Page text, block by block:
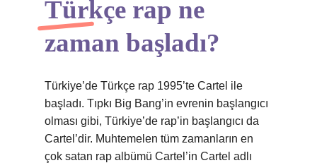
Türkçe rap ne
zaman başladı?
Türkiye’de Türkçe rap 1995’te Cartel ile
başladı. Tıpkı Big Bang’in evrenin başlangıcı
olması gibi, Türkiye’de rap’in başlangıcı da
Cartel’dir. Muhtemelen tüm zamanların en
çok satan rap albümü Cartel’in Cartel adlı